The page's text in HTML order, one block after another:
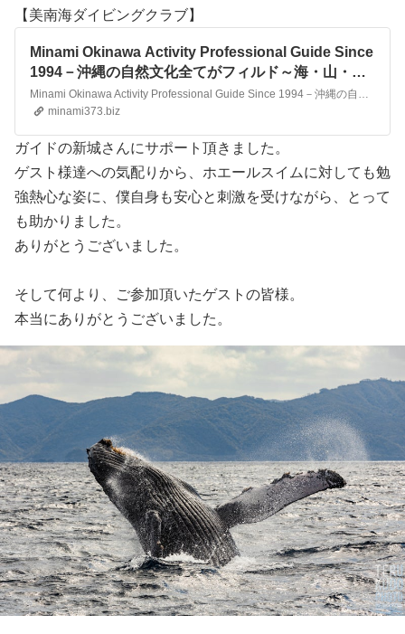
【美南海ダイビングクラブ】
Minami Okinawa Activity Professional Guide Since
1994－沖縄の自然文化全てがフィルド～海・山・清
流・寺旅～美南海で遊ぼうよ
minami373.biz
ガイドの新城さんにサポート頂きました。
ゲスト様達への気配りから、ホエールスイムに対しても勉
強熱心な姿に、僕自身も安心と刺激を受けながら、とって
も助かりました。
ありがとうございました。
そして何より、ご参加頂いたゲストの皆様。
本当にありがとうございました。